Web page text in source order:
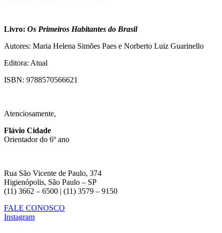
Livro: Os Primeiros Habitantes do Brasil
Autores: Maria Helena Simões Paes e Norberto Luiz Guarinello
Editora: Atual
ISBN: 9788570566621
Atenciosamente,
Flávio Cidade
Orientador do 6º ano
Rua São Vicente de Paulo, 374
Higienópolis, São Paulo – SP
(11) 3662 – 6500 | (11) 3579 – 9150
FALE CONOSCO
Instagram